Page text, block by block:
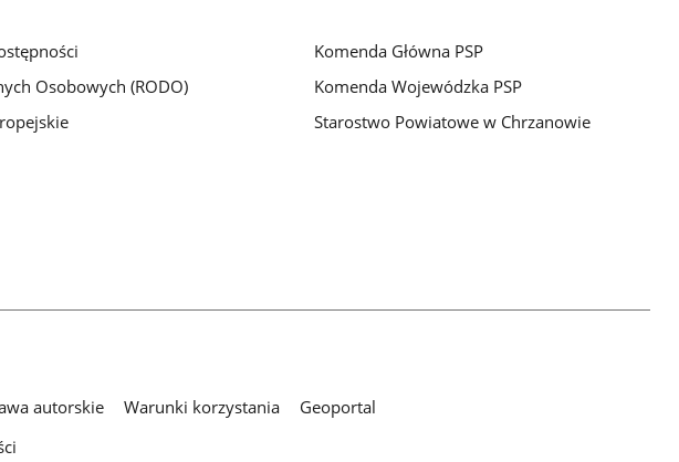
Osobowych (RODO)
Komenda Główna PSP
Komenda Wojewódzka PSP
Starostwo Powiatowe w Chrzanowie
autorskie Warunki korzystania
Geoportal